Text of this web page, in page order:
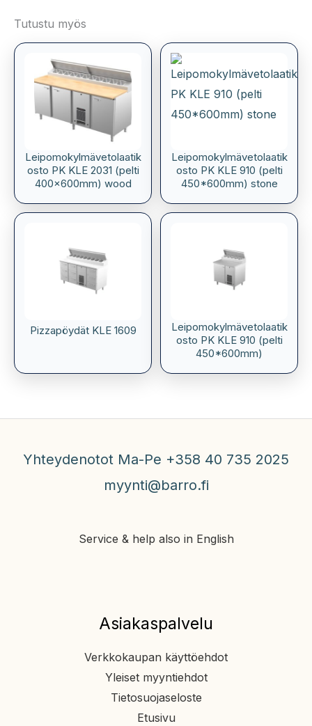
Tutustu myös
Leipomokylmävetolaatik
osto PK KLE 2031 (pelti
400x600mm) wood
Leipomokylmävetolaatik
osto PK KLE 910 (pelti
450*600mm) stone
Pizzapöydät KLE 1609
Leipomokylmävetolaatik
osto PK KLE 910 (pelti
450*600mm)
Yhteydenotot Ma-Pe +358 40 735 2025
myynti@barro.fi
Service & help also in English
Asiakaspalvelu
Verkkokaupan käyttöehdot
Yleiset myyntiehdot
Tietosuojaseloste
Etusivu